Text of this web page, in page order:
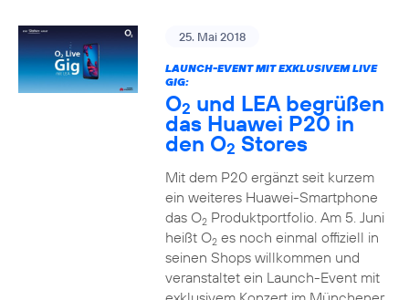
25. Mai 2018
LAUNCH-EVENT MIT EXKLUSIVEM LIVE
GIG:
O2 und LEA begrüßen
das Huawei P20 in
den O2 Stores
Mit dem P20 ergänzt seit kurzem
ein weiteres Huawei-Smartphone
das O2Produktportfolio. Am 5. Juni
heißt O2es noch einmal offiziell in
seinen Shops willkommen und
veranstaltet ein Launch-Event mit